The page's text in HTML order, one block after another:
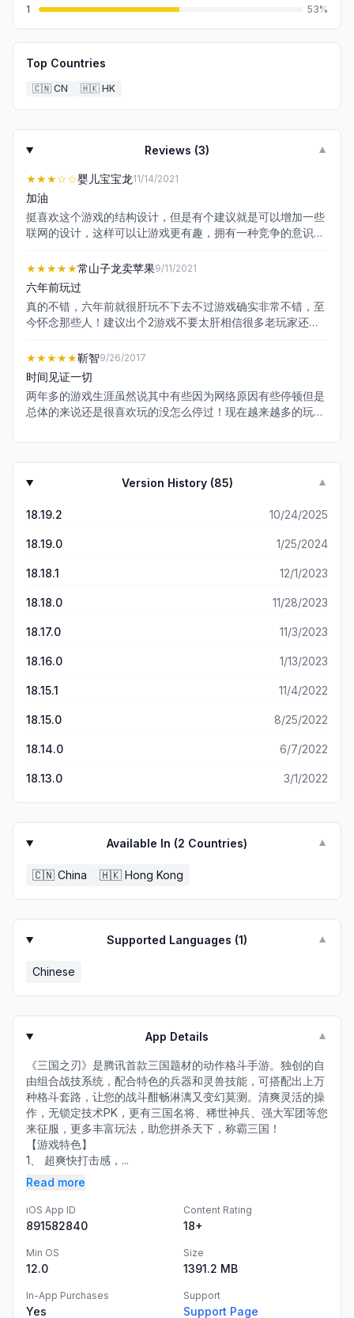
1
53%
Top Countries
🇨🇳 CN 🇭🇰 HK
Reviews (3) ▼
★★★☆☆婴儿宝宝龙11/14/2021
加油
挺喜欢这个游戏的结构设计，但是有个建议就是可以增加一些
联网的设计，这样可以让游戏更有趣，拥有一种竞争的意识，
★★★★★常山子龙卖苹果9/11/2021
六年前玩过
真的不错，六年前就很肝玩不下去不过游戏确实非常不错，至
今怀念那些人！建议出个2游戏不要太肝相信很多老玩家还会
★★★★★靳智9/26/2017
时间见证一切
两年多的游戏生涯虽然说其中有些因为网络原因有些停顿但是
总体的来说还是很喜欢玩的没怎么停过！现在越来越多的玩家
Version History (85) ▼
18.19.2 10/24/2025
18.19.0 1/25/2024
18.18.1 12/1/2023
18.18.0 11/28/2023
18.17.0 11/3/2023
18.16.0 1/13/2023
18.15.1 11/4/2022
18.15.0 8/25/2022
18.14.0 6/7/2022
18.13.0 3/1/2022
Available In (2 Countries) ▼
🇨🇳 China 🇭🇰 Hong Kong
Supported Languages (1) ▼
Chinese
App Details ▼
《三国之刃》是腾讯首款三国题材的动作格斗手游。独创的自
由组合战技系统，配合特色的兵器和灵兽技能，可搭配出上万
种格斗套路，让您的战斗酣畅淋漓又变幻莫测。清爽灵活的操
作，无锁定技术PK，更有三国名将、稀世神兵、强大军团等您
来征服，更多丰富玩法，助您拼杀天下，称霸三国！
【游戏特色】
1、 超爽快打击感，...
Read more
iOS App ID
891582840
Content Rating
18+
Min OS
12.0
Size
1391.2 MB
In-App Purchases
Yes
Support
Support Page